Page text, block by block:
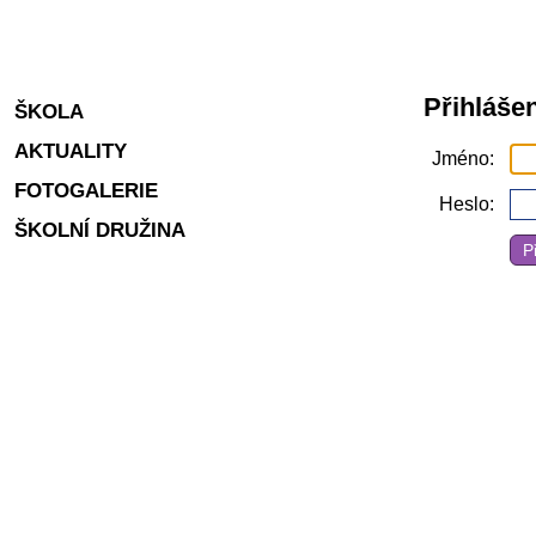
Jméno
Heslo
ŠKOLA
AKTUALITY
FOTOGALERIE
ŠKOLNÍ DRUŽINA